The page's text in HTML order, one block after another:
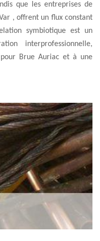
que les entreprises de
, offrent un flux constant
symbiotique est un
interprofessionnelle,
Brue Auriac et à une